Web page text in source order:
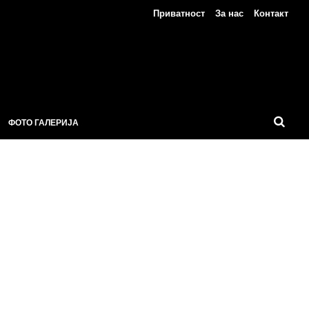
ФОТО ГАЛЕРИЈА
Приватност За нас Контакт